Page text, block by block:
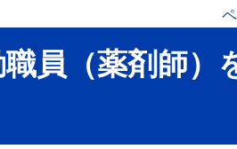
職員（薬剤師）